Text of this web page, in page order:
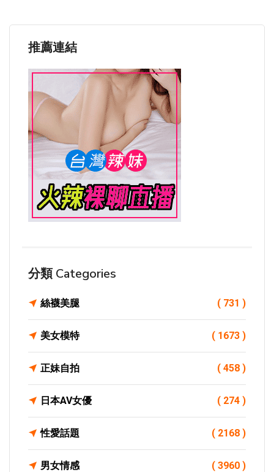
推薦連結
分類 Categories
絲襪美腿 ( 731 )
美女模特 ( 1673 )
正妹自拍 ( 458 )
日本AV女優 ( 274 )
性愛話題 ( 2168 )
男女情感 ( 3960 )